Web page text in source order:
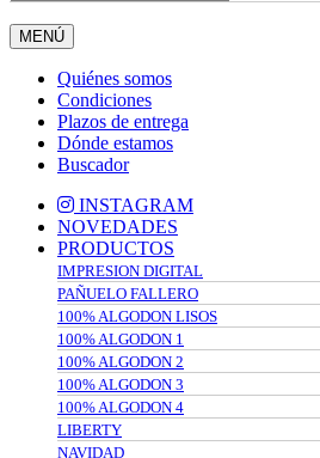
MENÚ
Quiénes somos
Condiciones
Plazos de entrega
Dónde estamos
Buscador
INSTAGRAM
NOVEDADES
PRODUCTOS
IMPRESION DIGITAL
PAÑUELO FALLERO
100% ALGODON LISOS
100% ALGODON 1
100% ALGODON 2
100% ALGODON 3
100% ALGODON 4
LIBERTY
NAVIDAD